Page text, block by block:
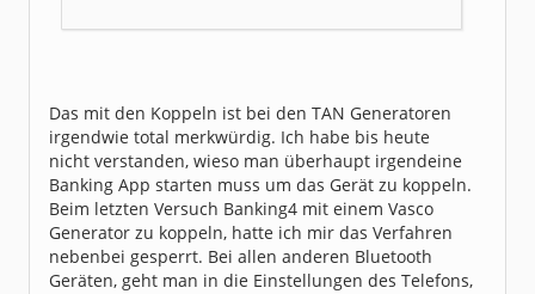
Das mit den Koppeln ist bei den TAN Generatoren
irgendwie total merkwürdig. Ich habe bis heute
nicht verstanden, wieso man überhaupt irgendeine
Banking App starten muss um das Gerät zu koppeln.
Beim letzten Versuch Banking4 mit einem Vasco
Generator zu koppeln, hatte ich mir das Verfahren
nebenbei gesperrt. Bei allen anderen Bluetooth
Geräten, geht man in die Einstellungen des Telefons,